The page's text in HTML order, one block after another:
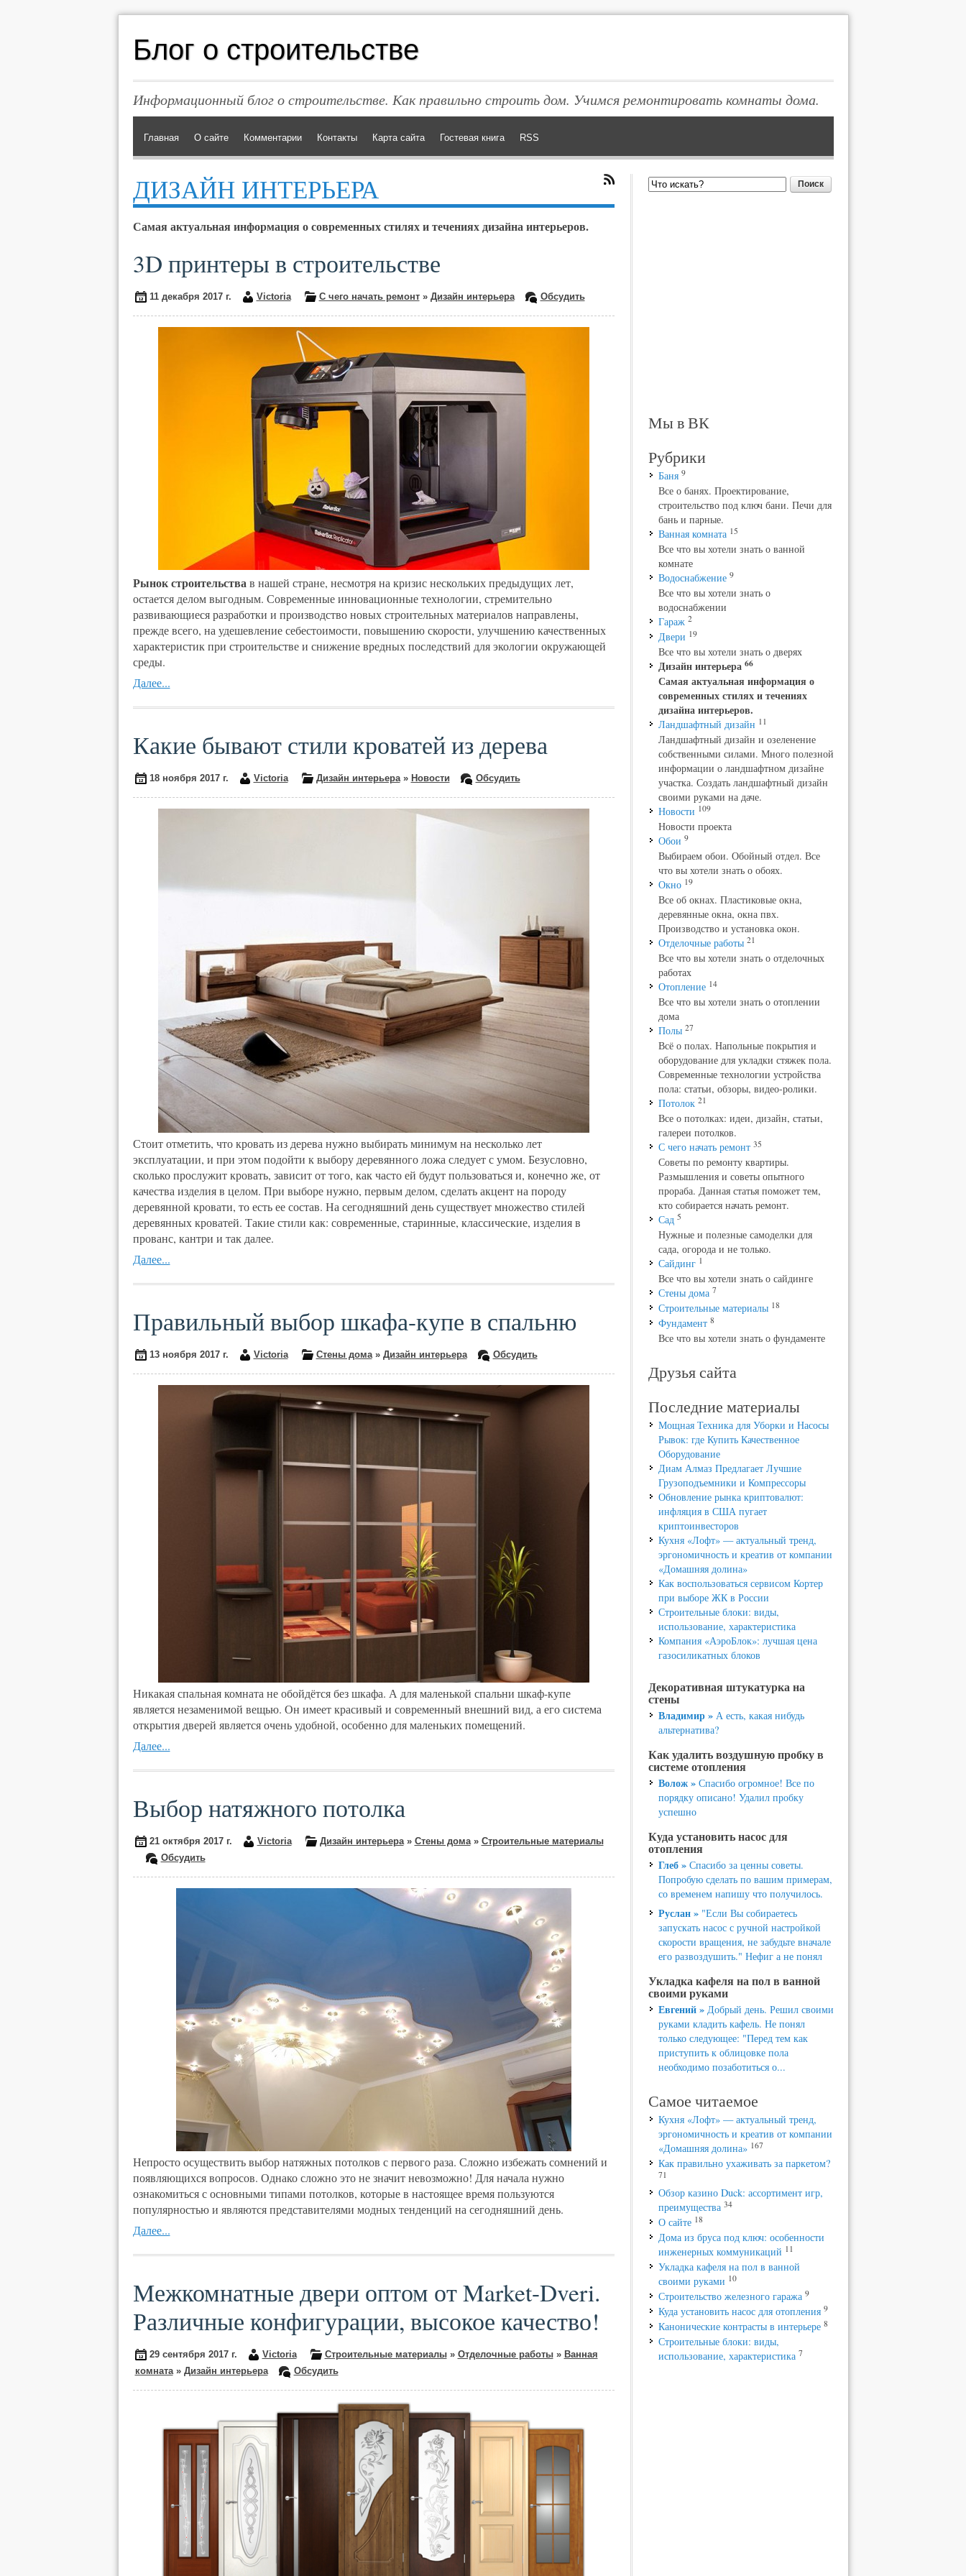
Блог о строительстве
Информационный блог о строительстве. Как правильно строить дом. Учимся ремонтировать комнаты дома.
Главная О сайте Комментарии Контакты Карта сайта Гостевая книга RSS
ДИЗАЙН ИНТЕРЬЕРА
Самая актуальная информация о современных стилях и течениях дизайна интерьеров.
3D принтеры в строительстве
11 декабря 2017 г. Victoria С чего начать ремонт» Дизайн интерьера Обсудить
Рынок строительства в нашей стране, несмотря на кризис нескольких предыдущих лет,
остается делом выгодным. Современные инновационные технологии, стремительно
развивающиеся разработки и производство новых строительных материалов направлены,
прежде всего, на удешевление себестоимости, повышению скорости, улучшению качественных
характеристик при строительстве и снижение вредных последствий для экологии окружающей
среды.
Далее...
Какие бывают стили кроватей из дерева
18 ноября 2017 г. Victoria Дизайн интерьера» Новости Обсудить
Стоит отметить, что кровать из дерева нужно выбирать минимум на несколько лет
эксплуатации, и при этом подойти к выбору деревянного ложа следует с умом. Безусловно,
сколько прослужит кровать, зависит от того, как часто ей будут пользоваться и, конечно же, от
качества изделия в целом. При выборе нужно, первым делом, сделать акцент на породу
деревянной кровати, то есть ее состав. На сегодняшний день существует множество стилей
деревянных кроватей. Такие стили как: современные, старинные, классические, изделия в
прованс, кантри и так далее.
Далее...
Правильный выбор шкафа-купе в спальню
13 ноября 2017 г. Victoria Стены дома» Дизайн интерьера Обсудить
Никакая спальная комната не обойдётся без шкафа. А для маленькой спальни шкаф-купе
является незаменимой вещью. Он имеет красивый и современный внешний вид, а его система
открытия дверей является очень удобной, особенно для маленьких помещений.
Далее...
Выбор натяжного потолка
21 октября 2017 г. Victoria Дизайн интерьера» Стены дома» Строительные материалы
Обсудить
Непросто осуществить выбор натяжных потолков с первого раза. Сложно избежать сомнений и
появляющихся вопросов. Однако сложно это не значит невозможно! Для начала нужно
ознакомиться с основными типами потолков, которые в настоящее время пользуются
популярностью и являются представителями модных тенденций на сегодняшний день.
Далее...
Межкомнатные двери оптом от Market-Dveri.
Различные конфигурации, высокое качество!
29 сентября 2017 г. Victoria Строительные материалы» Отделочные работы» Ванная
комната» Дизайн интерьера Обсудить
Поиск
Мы в ВК
Рубрики
Баня 9
Все о банях. Проектирование,
строительство под ключ бани. Печи для
бань и парные.
Ванная комната 15
Все что вы хотели знать о ванной
комнате
Водоснабжение 9
Все что вы хотели знать о
водоснабжении
Гараж 2
Двери 19
Все что вы хотели знать о дверях
Дизайн интерьера 66
Самая актуальная информация о
современных стилях и течениях
дизайна интерьеров.
Ландшафтный дизайн 11
Ландшафтный дизайн и озеленение
собственными силами. Много полезной
информации о ландшафтном дизайне
участка. Создать ландшафтный дизайн
своими руками на даче.
Новости 109
Новости проекта
Обои 9
Выбираем обои. Обойный отдел. Все
что вы хотели знать о обоях.
Окно 19
Все об окнах. Пластиковые окна,
деревянные окна, окна пвх.
Производство и установка окон.
Отделочные работы 21
Все что вы хотели знать о отделочных
работах
Отопление 14
Все что вы хотели знать о отоплении
дома
Полы 27
Всё о полах. Напольные покрытия и
оборудование для укладки стяжек пола.
Современные технологии устройства
пола: статьи, обзоры, видео-ролики.
Потолок 21
Все о потолках: идеи, дизайн, статьи,
галереи потолков.
С чего начать ремонт 35
Советы по ремонту квартиры.
Размышления и советы опытного
прораба. Данная статья поможет тем,
кто собирается начать ремонт.
Сад 5
Нужные и полезные самоделки для
сада, огорода и не только.
Сайдинг 1
Все что вы хотели знать о сайдинге
Стены дома 7
Строительные материалы 18
Фундамент 8
Все что вы хотели знать о фундаменте
Друзья сайта
Последние материалы
Мощная Техника для Уборки и Насосы
Рывок: где Купить Качественное
Оборудование
Диам Алмаз Предлагает Лучшие
Грузоподъемники и Компрессоры
Обновление рынка криптовалют:
инфляция в США пугает
криптоинвесторов
Кухня «Лофт» — актуальный тренд,
эргономичность и креатив от компании
«Домашняя долина»
Как воспользоваться сервисом Кортер
при выборе ЖК в России
Строительные блоки: виды,
использование, характеристика
Компания «АэроБлок»: лучшая цена
газосиликатных блоков
Декоративная штукатурка на
стены
Владимир »А есть, какая нибудь
альтернатива?
Как удалить воздушную пробку в
системе отопления
Волож »Спасибо огромное! Все по
порядку описано! Удалил пробку
успешно
Куда установить насос для
отопления
Глеб »Спасибо за ценны советы.
Попробую сделать по вашим примерам,
со временем напишу что получилось.
Руслан »"Если Вы собираетесь
запускать насос с ручной настройкой
скорости вращения, не забудьте вначале
его развоздушить." Нефиг а не понял
Укладка кафеля на пол в ванной
своими руками
Евгений »Добрый день. Решил своими
руками кладить кафель. Не понял
только следующее: "Перед тем как
приступить к облицовке пола
необходимо позаботиться о...
Самое читаемое
Кухня «Лофт» — актуальный тренд,
эргономичность и креатив от компании
«Домашняя долина» 167
Как правильно ухаживать за паркетом?
71
Обзор казино Duck: ассортимент игр,
преимущества 34
О сайте 18
Дома из бруса под ключ: особенности
инженерных коммуникаций 11
Укладка кафеля на пол в ванной
своими руками 10
Строительство железного гаража 9
Куда установить насос для отопления 9
Канонические контрасты в интерьере 8
Строительные блоки: виды,
использование, характеристика 7